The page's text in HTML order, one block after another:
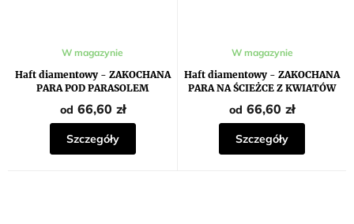
Haft diamentowy - ZAKOCHANA
PARA POD PARASOLEM
W magazynie
od 66,60 zł
Szczegóły
Haft diamentowy - ZAKOCHANA
PARA NA ŚCIEŻCE Z KWIATÓW
W magazynie
od 66,60 zł
Szczegóły